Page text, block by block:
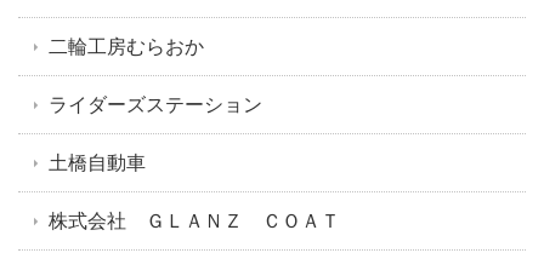
二輪工房むらおか
ライダーズステーション
土橋自動車
株式会社 ＧＬＡＮＺ ＣＯＡＴ